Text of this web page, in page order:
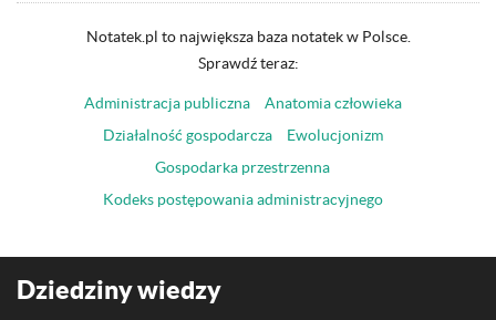
Notatek.pl to największa baza notatek w Polsce.
Sprawdź teraz:
Administracja publiczna
Anatomia człowieka
Działalność gospodarcza
Ewolucjonizm
Gospodarka przestrzenna
Kodeks postępowania administracyjnego
Dziedziny wiedzy